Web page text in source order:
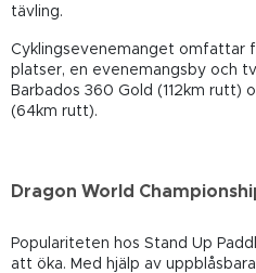
tävling.
Cyklingsevenemanget omfattar
platser, en evenemangsby och
Barbados 360 Gold (112km rutt)
(64km rutt).
Dragon World
Populariteten hos Stand Up
att öka. Med hjälp av